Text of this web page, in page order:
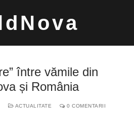
între vămile din
și România
ACTUALITATE 0 COMENTARII